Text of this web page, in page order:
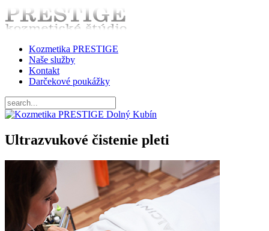
Kozmetika PRESTIGE
Naše služby
Kontakt
Darčekové poukážky
Ultrazvukové čistenie pleti